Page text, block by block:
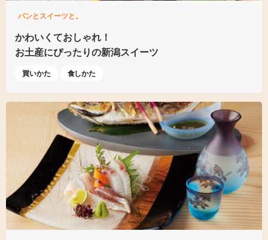
パンとスイーツと。
かわいくておしゃれ！
お土産にぴったりの新潟スイーツ
買いかた 食しかた